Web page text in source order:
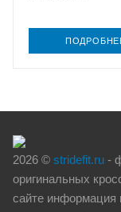
2026 © stridefit.ru -
оригинальных
сайте информация